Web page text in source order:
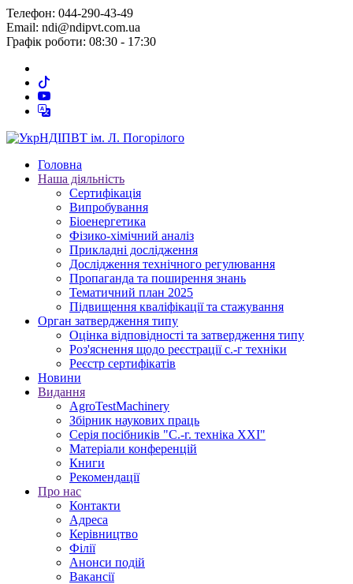
Телефон: 044-290-43-49
Email: ndi@ndipvt.com.ua
Графік роботи: 08:30 - 17:30
Головна
Наша діяльність
Сертифікація
Випробування
Біоенергетика
Фізико-хімічний аналіз
Прикладні дослідження
Дослідження технічного регулювання
Пропаганда та поширення знань
Тематичний план 2025
Підвищення кваліфікації та стажування
Орган затвердження типу
Оцінка відповідності та затвердження типу
Роз'яснення щодо реєстрації с.-г техніки
Реєстр сертифікатів
Новини
Видання
AgroTestMachinery
Збірник наукових праць
Серія посібників "С.-г. техніка XXI"
Матеріали конференцій
Книги
Рекомендації
Про нас
Контакти
Адреса
Керівництво
Філії
Анонси подій
Вакансії